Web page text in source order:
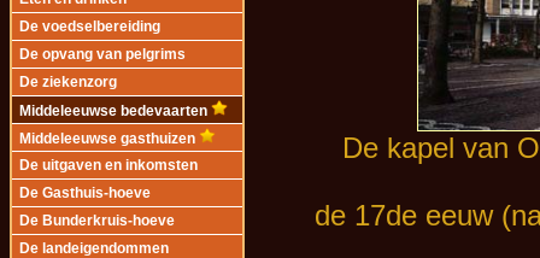
De voedselbereiding
De opvang van pelgrims
De ziekenzorg
Middeleeuwse bedevaarten
Middeleeuwse gasthuizen
De uitgaven en inkomsten
De Gasthuis-hoeve
De Bunderkruis-hoeve
De landeigendommen
De kapel van
de 17de eeuw